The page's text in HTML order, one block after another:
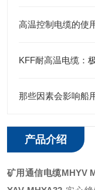
高温控制电缆的使
KFF耐高温电缆：
那些因素会影响船
产品介绍
矿用通信电缆MHYV